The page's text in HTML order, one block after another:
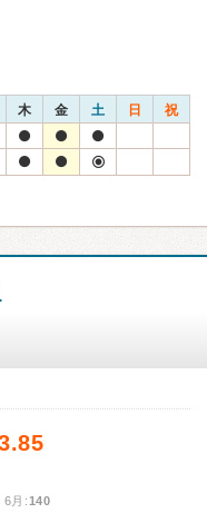
木 金 土 日 祝
月:140